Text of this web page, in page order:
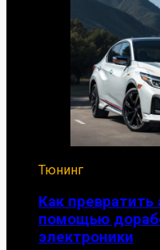
Тюнинг
Как
помощью
электроники